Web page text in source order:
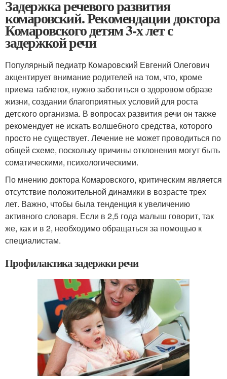
Задержка речевого развития
комаровский. Рекомендации доктора
Комаровского детям 3-х лет с
задержкой речи
Популярный педиатр Комаровский Евгений Олегович
акцентирует внимание родителей на том, что, кроме
приема таблеток, нужно заботиться о здоровом образе
жизни, создании благоприятных условий для роста
детского организма. В вопросах развития речи он также
рекомендует не искать волшебного средства, которого
просто не существует. Лечение не может проводиться по
общей схеме, поскольку причины отклонения могут быть
соматическими, психологическими.
По мнению доктора Комаровского, критическим является
отсутствие положительной динамики в возрасте трех
лет. Важно, чтобы была тенденция к увеличению
активного словаря. Если в 2,5 года малыш говорит, так
же, как и в 2, необходимо обращаться за помощью к
специалистам.
Профилактика задержки речи